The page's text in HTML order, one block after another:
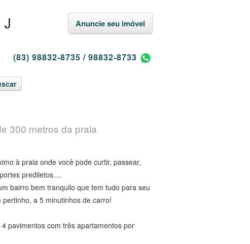
Anuncie seu imóvel
(83) 98832-8735 / 98832-8733
300 metros da praia
à praia onde você pode curtir, passear,
prediletos....
bairro bem tranquilo que tem tudo para seu
pertinho, a 5 minutinhos de carro!
pavimentos com três apartamentos por